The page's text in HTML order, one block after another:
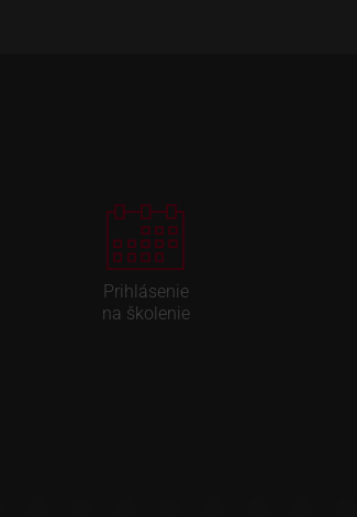
Prihlásenie
na školenie